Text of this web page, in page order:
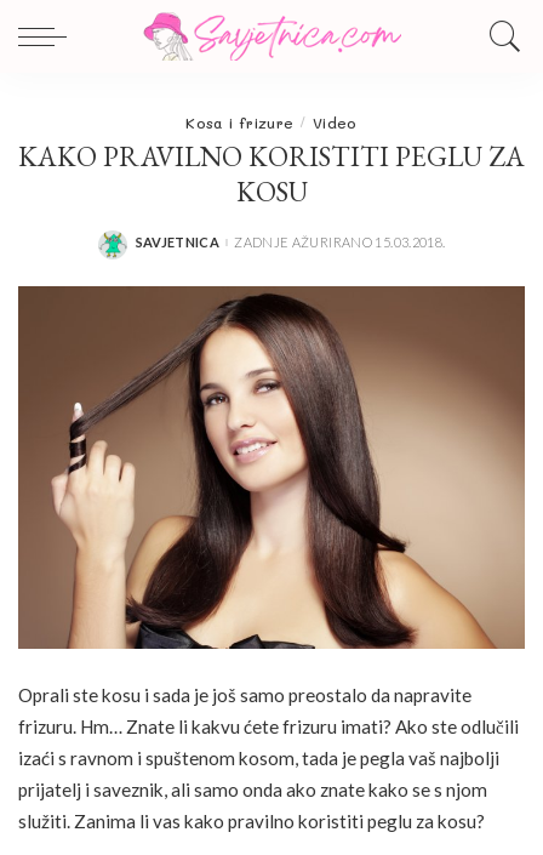
Kosa i frizure Video
KAKO PRAVILNO KORISTITI PEGLU ZA
KOSU
POSTED
SAVJETNICA ZADNJE AŽURIRANO 15.03.2018.
Oprali ste kosu i sada je još samo preostalo da napravite
frizuru. Hm… Znate li kakvu ćete frizuru imati? Ako ste odlučili
izaći s ravnom i spuštenom kosom, tada je pegla vaš najbolji
prijatelj i saveznik, ali samo onda ako znate kako se s njom
služiti. Zanima li vas kako pravilno koristiti peglu za kosu?